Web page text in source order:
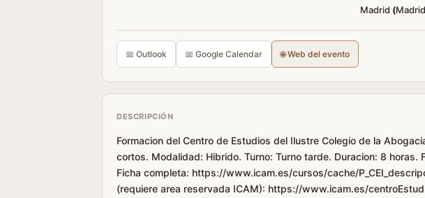
Madrid (Madrid
📅 Outlook 📅 Google Calendar 🌐 Web del evento
DESCRIPCIÓN
Formacion del Centro de Estudios del Ilustre Colegio de la
cortos. Modalidad: Hibrido. Turno: Turno tarde. Duracion: 8
Ficha completa: https://www.icam.es/cursos/cache/
(requiere area reservada ICAM): https://www.icam.es/